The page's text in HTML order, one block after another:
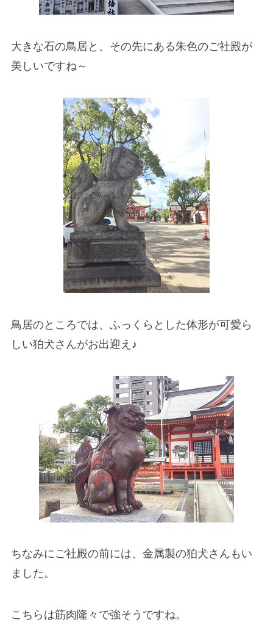
大きな石の鳥居と、その先にある朱色のご社殿が
美しいですね～
鳥居のところでは、ふっくらとした体形が可愛ら
しい狛犬さんがお出迎え♪
ちなみにご社殿の前には、金属製の狛犬さんもい
ました。
こちらは筋肉隆々で強そうですね。